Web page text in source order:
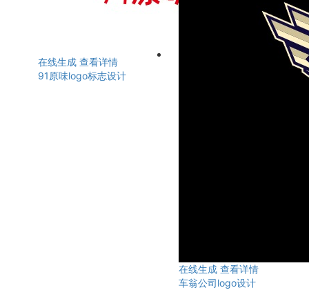
在线生成 查看详情
91原味logo标志设计
在线生成 查看详情
车翁公司logo设计